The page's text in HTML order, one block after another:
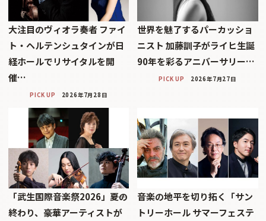
大注目のヴィオラ奏者 ファイ
ト・ヘルテンシュタインが日
経ホールでリサイタルを開
催…
PICK UP 2026年7月28日
世界を魅了するパーカッショ
ニスト 加藤訓子がライヒ生誕
90年を彩るアニバーサリー…
PICK UP 2026年7月27日
「武生国際音楽祭2026」――夏の
終わり、豪華アーティストが
音楽の地平を切り拓く「サン
トリーホール サマーフェステ